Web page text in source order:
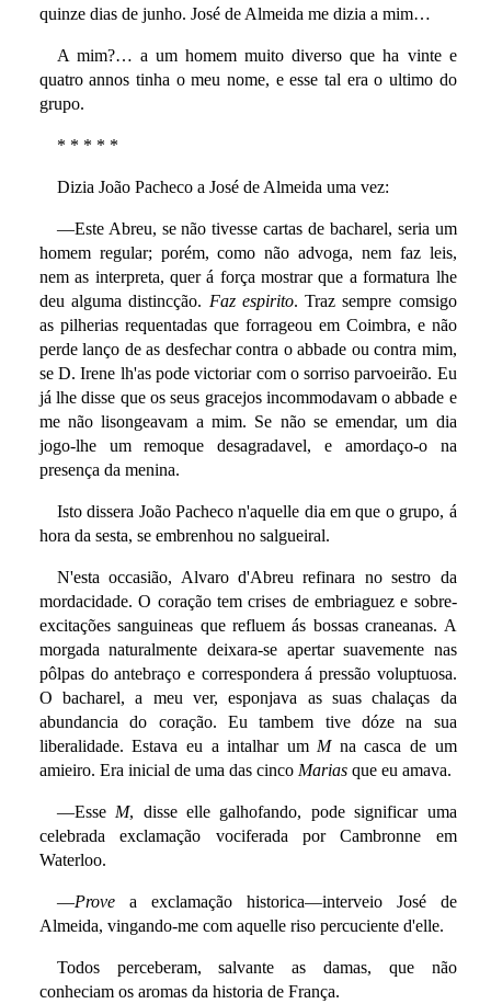
quinze dias de junho. José de Almeida me dizia a mim…
A mim?… a um homem muito diverso que ha vinte e
quatro annos tinha o meu nome, e esse tal era o ultimo do
grupo.
* * * * *
Dizia João Pacheco a José de Almeida uma vez:
—Este Abreu, se não tivesse cartas de bacharel, seria um
homem regular; porém, como não advoga, nem faz leis,
nem as interpreta, quer á força mostrar que a formatura lhe
deu alguma distincção. Faz espirito. Traz sempre comsigo
as pilherias requentadas que forrageou em Coimbra, e não
perde lanço de as desfechar contra o abbade ou contra mim,
se D. Irene lh'as pode victoriar com o sorriso parvoeirão. Eu
já lhe disse que os seus gracejos incommodavam o abbade e
me não lisongeavam a mim. Se não se emendar, um dia
jogo-lhe um remoque desagradavel, e amordaço-o na
presença da menina.
Isto dissera João Pacheco n'aquelle dia em que o grupo, á
hora da sesta, se embrenhou no salgueiral.
N'esta occasião, Alvaro d'Abreu refinara no sestro da
mordacidade. O coração tem crises de embriaguez e sobre-
excitações sanguineas que refluem ás bossas craneanas. A
morgada naturalmente deixara-se apertar suavemente nas
pôlpas do antebraço e correspondera á pressão voluptuosa.
O bacharel, a meu ver, esponjava as suas chalaças da
abundancia do coração. Eu tambem tive dóze na sua
liberalidade. Estava eu a intalhar um Mna casca de um
amieiro. Era inicial de uma das cinco Mariasque eu amava.
—Esse M, disse elle galhofando, pode significar uma
celebrada exclamação vociferada por Cambronne em
Waterloo.
—Provea exclamação historica—interveio José de
Almeida, vingando-me com aquelle riso percuciente d'elle.
Todos perceberam, salvante as damas, que não
conheciam os aromas da historia de França.